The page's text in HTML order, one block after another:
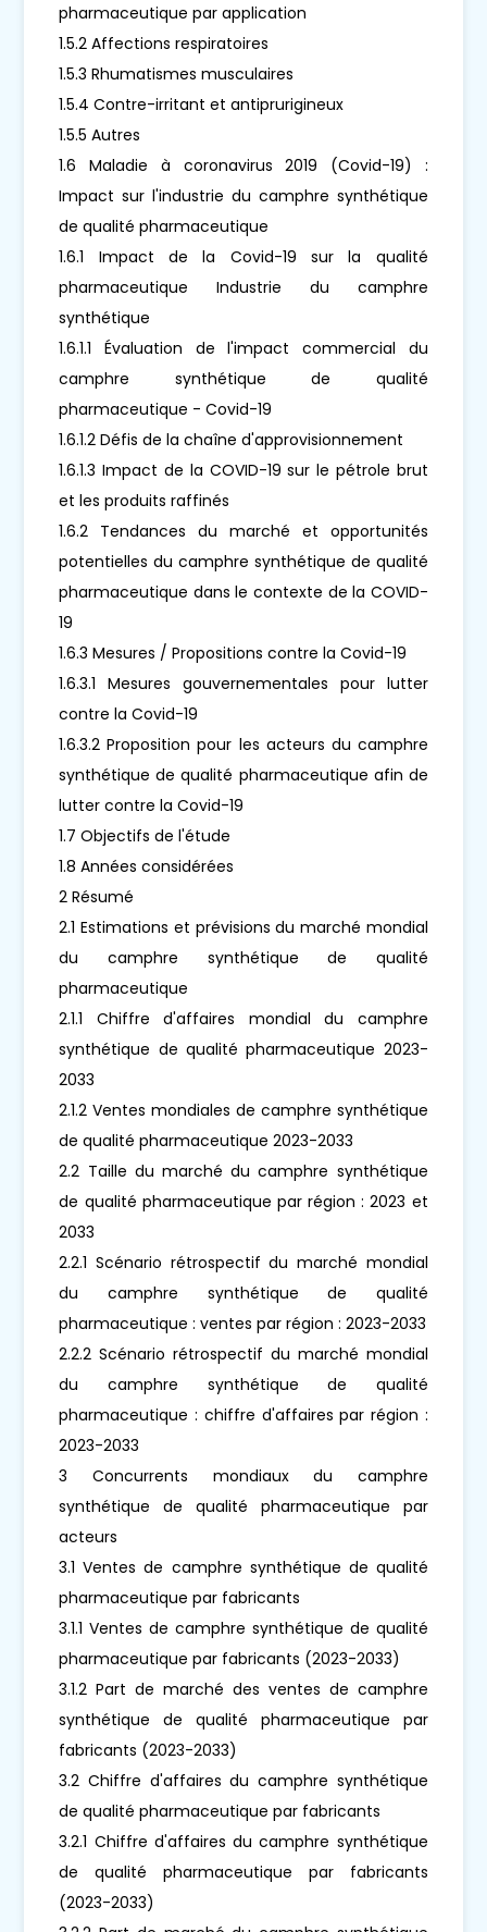
pharmaceutique par application
1.5.2 Affections respiratoires
1.5.3 Rhumatismes musculaires
1.5.4 Contre-irritant et antiprurigineux
1.5.5 Autres
1.6 Maladie à coronavirus 2019 (Covid-19) :
Impact sur l'industrie du camphre synthétique
de qualité pharmaceutique
1.6.1 Impact de la Covid-19 sur la qualité
pharmaceutique Industrie du camphre
synthétique
1.6.1.1 Évaluation de l'impact commercial du
camphre synthétique de qualité
pharmaceutique - Covid-19
1.6.1.2 Défis de la chaîne d'approvisionnement
1.6.1.3 Impact de la COVID-19 sur le pétrole brut
et les produits raffinés
1.6.2 Tendances du marché et opportunités
potentielles du camphre synthétique de qualité
pharmaceutique dans le contexte de la COVID-
19
1.6.3 Mesures / Propositions contre la Covid-19
1.6.3.1 Mesures gouvernementales pour lutter
contre la Covid-19
1.6.3.2 Proposition pour les acteurs du camphre
synthétique de qualité pharmaceutique afin de
lutter contre la Covid-19
1.7 Objectifs de l'étude
1.8 Années considérées
2 Résumé
2.1 Estimations et prévisions du marché mondial
du camphre synthétique de qualité
pharmaceutique
2.1.1 Chiffre d'affaires mondial du camphre
synthétique de qualité pharmaceutique 2023-
2033
2.1.2 Ventes mondiales de camphre synthétique
de qualité pharmaceutique 2023-2033
2.2 Taille du marché du camphre synthétique
de qualité pharmaceutique par région : 2023 et
2033
2.2.1 Scénario rétrospectif du marché mondial
du camphre synthétique de qualité
pharmaceutique : ventes par région : 2023-2033
2.2.2 Scénario rétrospectif du marché mondial
du camphre synthétique de qualité
pharmaceutique : chiffre d'affaires par région :
2023-2033
3 Concurrents mondiaux du camphre
synthétique de qualité pharmaceutique par
acteurs
3.1 Ventes de camphre synthétique de qualité
pharmaceutique par fabricants
3.1.1 Ventes de camphre synthétique de qualité
pharmaceutique par fabricants (2023-2033)
3.1.2 Part de marché des ventes de camphre
synthétique de qualité pharmaceutique par
fabricants (2023-2033)
3.2 Chiffre d'affaires du camphre synthétique
de qualité pharmaceutique par fabricants
3.2.1 Chiffre d'affaires du camphre synthétique
de qualité pharmaceutique par fabricants
(2023-2033)